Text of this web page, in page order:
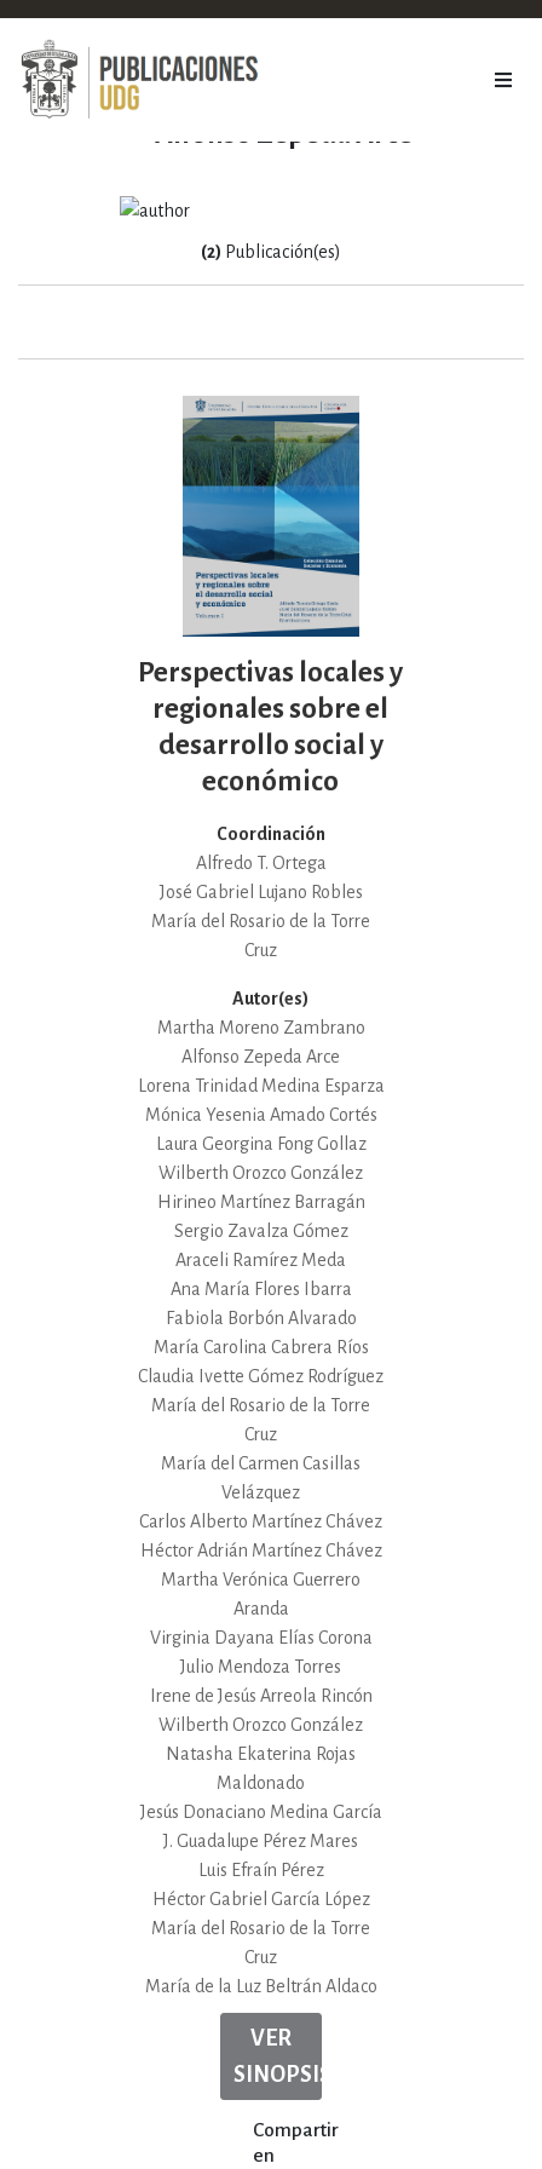
Alfonso Zepeda Arce
(2) Publicación(es)
Perspectivas locales y
regionales sobre el
desarrollo social y
económico
Coordinación
Alfredo T. Ortega
José Gabriel Lujano Robles
María del Rosario de la Torre
Cruz
Autor(es)
Martha Moreno Zambrano
Alfonso Zepeda Arce
Lorena Trinidad Medina Esparza
Mónica Yesenia Amado Cortés
Laura Georgina Fong Gollaz
Wilberth Orozco González
Hirineo Martínez Barragán
Sergio Zavalza Gómez
Araceli Ramírez Meda
Ana María Flores Ibarra
Fabiola Borbón Alvarado
María Carolina Cabrera Ríos
Claudia Ivette Gómez Rodríguez
María del Rosario de la Torre
Cruz
María del Carmen Casillas
Velázquez
Carlos Alberto Martínez Chávez
Héctor Adrián Martínez Chávez
Martha Verónica Guerrero
Aranda
Virginia Dayana Elías Corona
Julio Mendoza Torres
Irene de Jesús Arreola Rincón
Wilberth Orozco González
Natasha Ekaterina Rojas
Maldonado
Jesús Donaciano Medina García
J. Guadalupe Pérez Mares
Luis Efraín Pérez
Héctor Gabriel García López
María del Rosario de la Torre
Cruz
María de la Luz Beltrán Aldaco
VER
SINOPSIS
Compartir
en